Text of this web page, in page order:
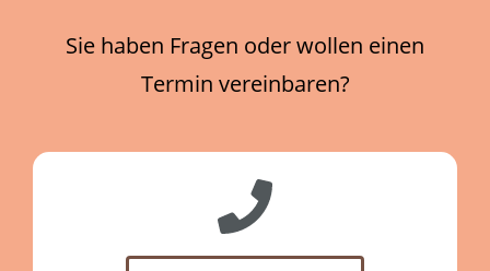
Sie haben Fragen oder wollen einen
Termin vereinbaren?